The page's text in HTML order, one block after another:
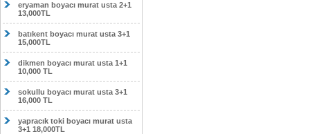
eryaman boyacı murat usta 2+1
13,000TL
batıkent boyacı murat usta 3+1
15,000TL
dikmen boyacı murat usta 1+1
10,000 TL
sokullu boyacı murat usta 3+1
16,000 TL
yapracık toki boyacı murat usta
3+1 18,000TL